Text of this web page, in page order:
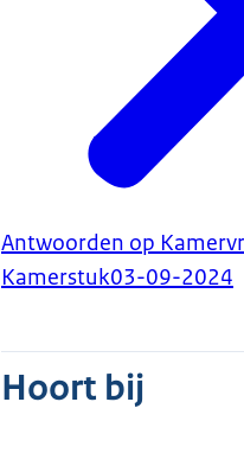
Antwoorden op
Kamerstuk03-09-2024
Hoort bij